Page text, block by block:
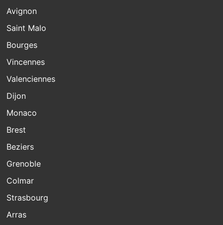
Avignon
Saint Malo
Bourges
Vincennes
Valenciennes
Dijon
Monaco
Brest
Beziers
Grenoble
Colmar
Strasbourg
Arras